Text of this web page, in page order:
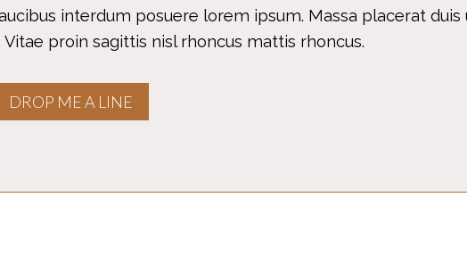
interdum posuere lorem ipsum. Massa placerat duis
proin sagittis nisl rhoncus mattis rhoncus.
DROP ME A LINE